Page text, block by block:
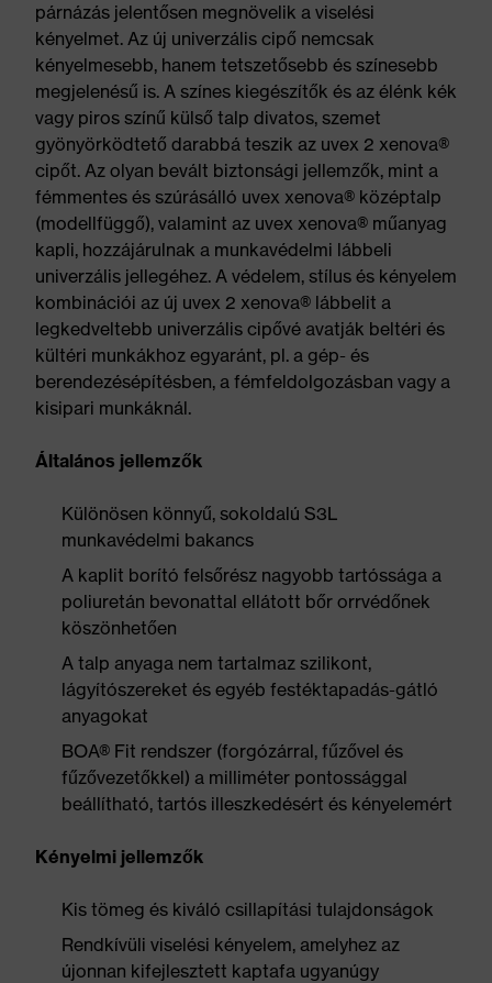
párnázás jelentősen megnövelik a viselési
kényelmet. Az új univerzális cipő nemcsak
kényelmesebb, hanem tetszetősebb és színesebb
megjelenésű is. A színes kiegészítők és az élénk kék
vagy piros színű külső talp divatos, szemet
gyönyörködtető darabbá teszik az uvex 2 xenova®
cipőt. Az olyan bevált biztonsági jellemzők, mint a
fémmentes és szúrásálló uvex xenova® középtalp
(modellfüggő), valamint az uvex xenova® műanyag
kapli, hozzájárulnak a munkavédelmi lábbeli
univerzális jellegéhez. A védelem, stílus és kényelem
kombinációi az új uvex 2 xenova® lábbelit a
legkedveltebb univerzális cipővé avatják beltéri és
kültéri munkákhoz egyaránt, pl. a gép- és
berendezésépítésben, a fémfeldolgozásban vagy a
kisipari munkáknál.
Általános jellemzők
Különösen könnyű, sokoldalú S3L
munkavédelmi bakancs
A kaplit borító felsőrész nagyobb tartóssága a
poliuretán bevonattal ellátott bőr orrvédőnek
köszönhetően
A talp anyaga nem tartalmaz szilikont,
lágyítószereket és egyéb festéktapadás-gátló
anyagokat
BOA® Fit rendszer (forgózárral, fűzővel és
fűzővezetőkkel) a milliméter pontossággal
beállítható, tartós illeszkedésért és kényelemért
Kényelmi jellemzők
Kis tömeg és kiváló csillapítási tulajdonságok
Rendkívüli viselési kényelem, amelyhez az
újonnan kifejlesztett kaptafa ugyanúgy